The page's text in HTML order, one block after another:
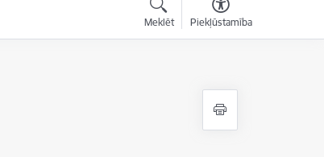
Meklēt Piekļūstamība